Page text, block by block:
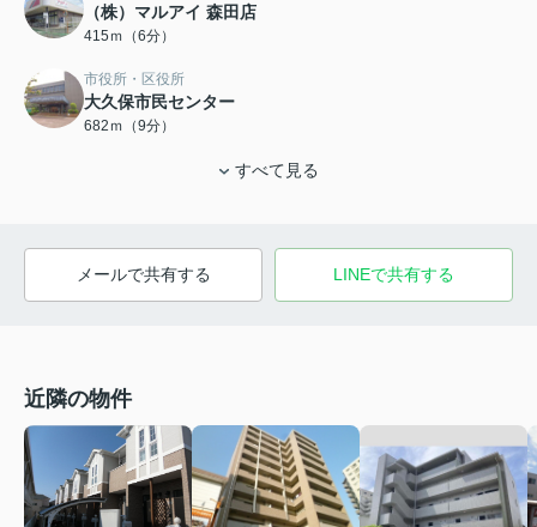
（株）マルアイ 森田店
415ｍ（6分）
市役所・区役所
大久保市民センター
682ｍ（9分）
すべて見る
メールで共有する LINEで共有する
近隣の物件